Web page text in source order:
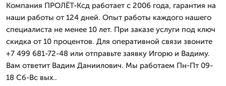
Компания ПРОЛЁТ-Ксд работает с 2006 года, гарантия на
наши работы от 124 дней. Опыт работы каждого нашего
специалиста не менее 10 лет. При заказе услуги под ключ
скидка от 10 процентов. Для оперативной связи звоните
+7 499 681-72-48 или отправьте заявку Игорю и Вадиму.
Вам ответит Вадим Даниилович. Мы работаем Пн-Пт 09-
18 Сб-Вс вых..